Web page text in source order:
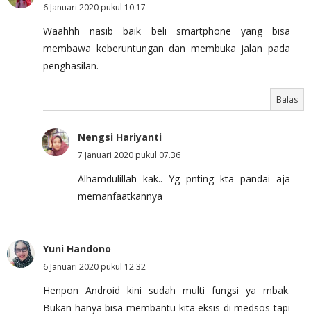
6 Januari 2020 pukul 10.17
Waahhh nasib baik beli smartphone yang bisa
membawa keberuntungan dan membuka jalan pada
penghasilan.
Balas
Nengsi Hariyanti
7 Januari 2020 pukul 07.36
Alhamdulillah kak.. Yg pnting kta pandai aja
memanfaatkannya
Yuni Handono
6 Januari 2020 pukul 12.32
Henpon Android kini sudah multi fungsi ya mbak.
Bukan hanya bisa membantu kita eksis di medsos tapi